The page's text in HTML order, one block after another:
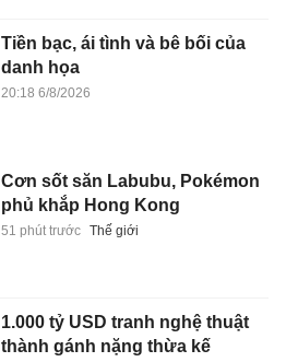
Tiền bạc, ái tình và bê bối của
danh họa
20:18 6/8/2026
Cơn sốt săn Labubu, Pokémon
phủ khắp Hong Kong
51 phút trước Thế giới
1.000 tỷ USD tranh nghệ thuật
thành gánh nặng thừa kế